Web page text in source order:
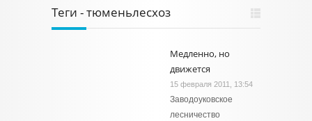
Теги - тюменьлесхоз
Медленно, но
движется
15 февраля 2011, 13:54
Заводоуковское
лесничество